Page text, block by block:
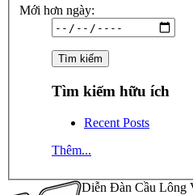
Mới hơn ngày:
Tìm kiếm hữu ích
Recent Posts
Thêm...
Diễn Đàn Cầu Lông